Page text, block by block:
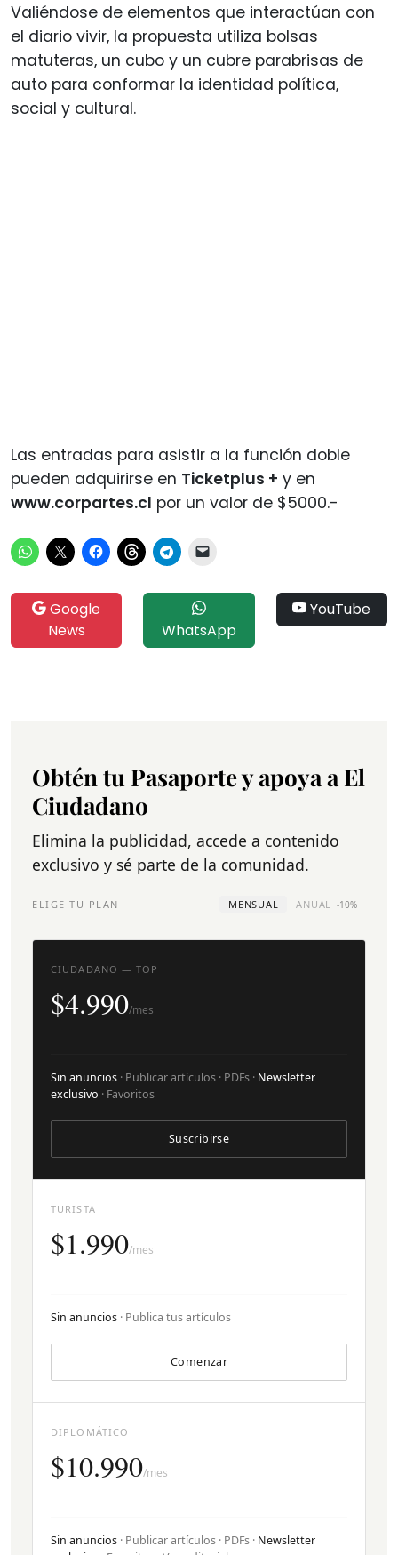
Valiéndose de elementos que interactúan con
el diario vivir, la propuesta utiliza bolsas
matuteras, un cubo y un cubre parabrisas de
auto para conformar la identidad política,
social y cultural.
Las entradas para asistir a la función doble
pueden adquirirse en Ticketplus + y en
www.corpartes.cl por un valor de $5000.-
Google
News
WhatsApp
YouTube
Obtén tu Pasaporte y apoya a El
Ciudadano
Elimina la publicidad, accede a contenido
exclusivo y sé parte de la comunidad.
ELIGE TU PLAN MENSUAL ANUAL -10%
TURISTA
$1.990/mes
Sin anuncios · Publica tus artículos
Comenzar
CIUDADANO — TOP
$4.990/mes
Sin anuncios · Publicar artículos · PDFs · Newsletter
exclusivo · Favoritos
Suscribirse
DIPLOMÁTICO
$10.990/mes
Sin anuncios · Publicar artículos · PDFs · Newsletter